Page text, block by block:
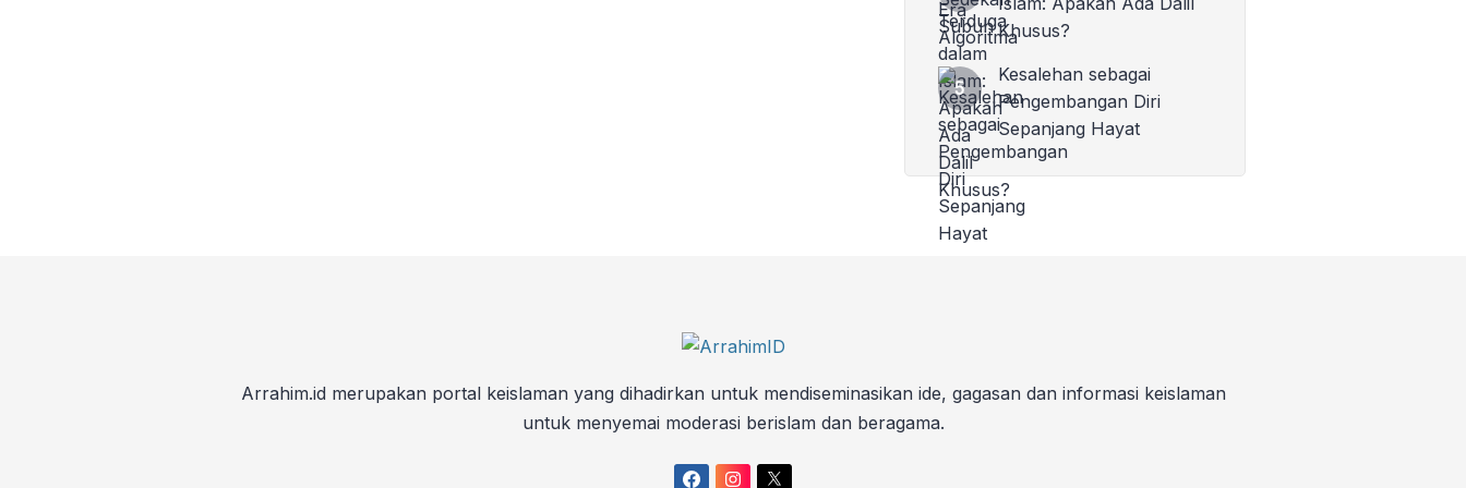
Khusus?
Kesalehan sebagai
Pengembangan Diri
Sepanjang Hayat
Arrahim.id merupakan portal keislaman yang dihadirkan untuk mendiseminasikan ide, gagasan dan informasi keislaman
untuk menyemai moderasi berislam dan beragama.